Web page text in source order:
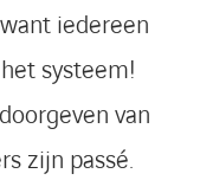
iedereen
systeem!
van
zijn passé.